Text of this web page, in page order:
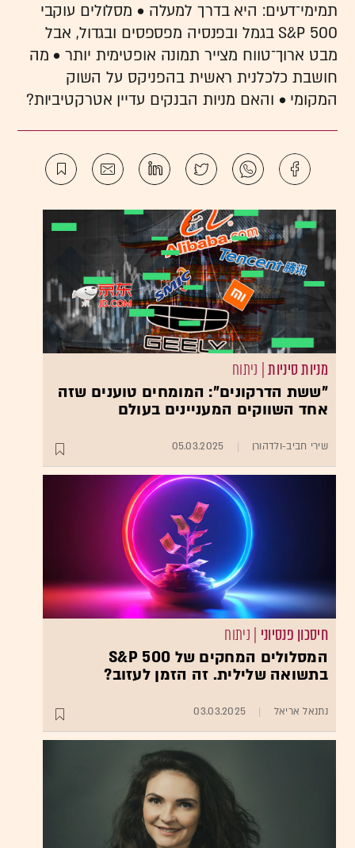
תמימי־דעים: היא בדרך למעלה • מסלולים עוקבי
S&P 500 בגמל ובפנסיה מפספסים ובגדול, אבל
מבט ארוך־טווח מצייר תמונה אופטימית יותר • מה
חושבת כלכלנית ראשית בהפניקס על השוק
המקומי • והאם מניות הבנקים עדיין אטרקטיביות?
מניות סיניות| ניתוח
"ששת הדרקונים": המומחים טוענים שזה
אחד השווקים המעניינים בעולם
שירי חביב-ולדהורן 05.03.2025
חיסכון פנסיוני | ניתוח
המסלולים המחקים של S&P 500
בתשואה שלילית. זה הזמן לעזוב?
נתנאל אריאל 03.03.2025